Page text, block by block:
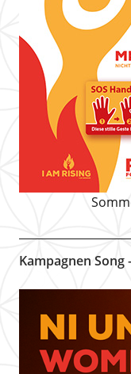
Kampagnen Song